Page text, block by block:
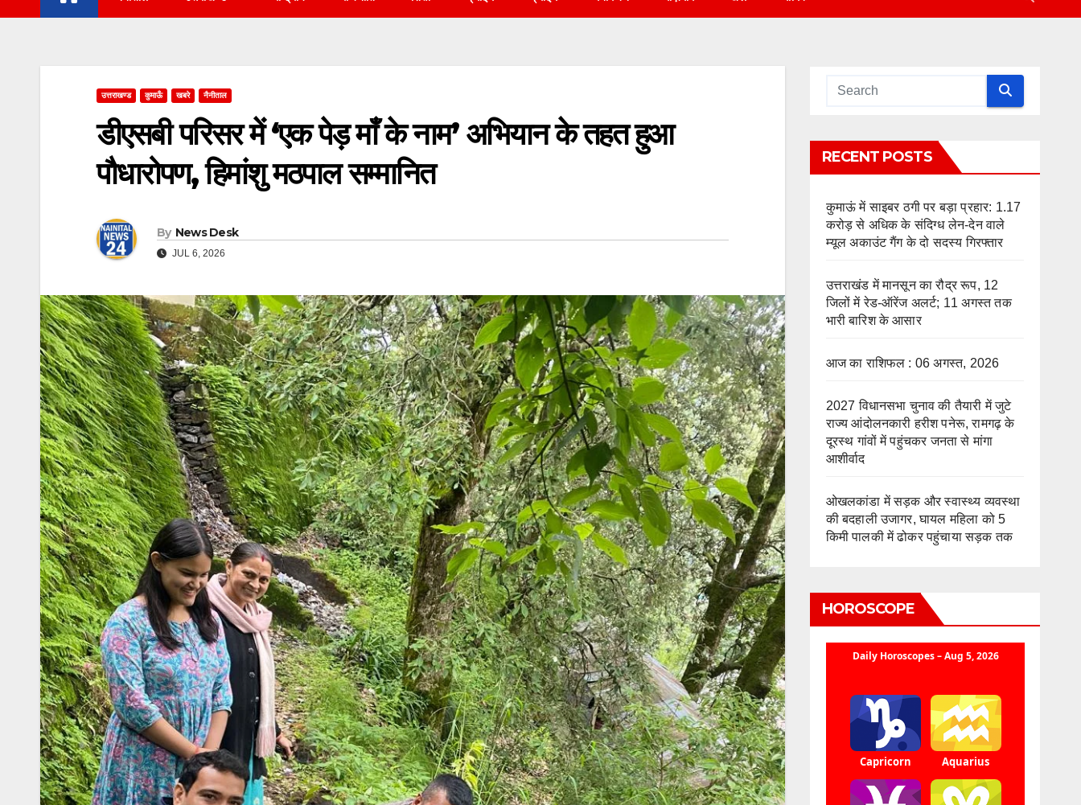
उत्तराखण्ड कुमाऊँ खबरे नैनीताल
डीएसबी परिसर में ‘एक पेड़ माँ के नाम’ अभियान के तहत हुआ
पौधारोपण, हिमांशु मठपाल सम्मानित
By News Desk
JUL 6, 2026
RECENT POSTS
कुमाऊं में साइबर ठगी पर बड़ा प्रहार: 1.17
करोड़ से अधिक के संदिग्ध लेन-देन वाले
म्यूल अकाउंट गैंग के दो सदस्य गिरफ्तार
उत्तराखंड में मानसून का रौद्र रूप, 12
जिलों में रेड-ऑरेंज अलर्ट; 11 अगस्त तक
भारी बारिश के आसार
आज का राशिफल : 06 अगस्त, 2026
2027 विधानसभा चुनाव की तैयारी में जुटे
राज्य आंदोलनकारी हरीश पनेरू, रामगढ़ के
दूरस्थ गांवों में पहुंचकर जनता से मांगा
आशीर्वाद
ओखलकांडा में सड़क और स्वास्थ्य व्यवस्था
की बदहाली उजागर, घायल महिला को 5
किमी पालकी में ढोकर पहुंचाया सड़क तक
HOROSCOPE